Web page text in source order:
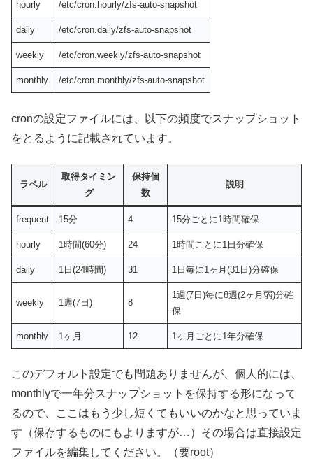
hourly /etc/cron.hourly/zfs-auto-snapshot
daily /etc/cron.daily/zfs-auto-snapshot
weekly /etc/cron.weekly/zfs-auto-snapshot
monthly /etc/cron.monthly/zfs-auto-snapshot
cronの設定ファイルには、以下の頻度でスナップショット
をとるように記載されています。
ラベル
取得タイミン
グ
保持個
数
説明
frequent 15分 4 15分ごとに1時間確保
hourly 1時間(60分) 24 1時間ごとに1日分確保
daily 1日(24時間) 31 1日毎に1ヶ月(31日)分確保
weekly 1週(7日) 8
1週(7日)毎に8週(2ヶ月弱)分確
保
monthly 1ヶ月 12 1ヶ月ごとに1年分確保
このデフォルト設定でも問題ありませんが、個人的には、
monthlyで一年分スナップショットを保持する形になって
るので、ここはもう少し短くてもいいのかなと思っていま
す（保存するものにもよりますが…）その場合は直接設定
ファイルを編集してください。（要root）